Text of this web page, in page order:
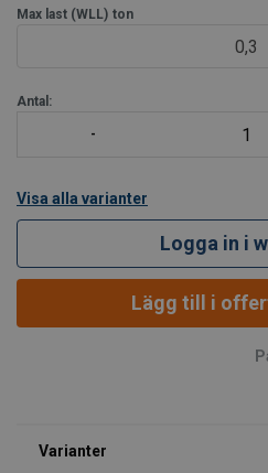
gör att den kan positioneras i önskad
Max last (WLL) ton
0,3
Antal:
Visa alla varianter
Logga in i
Lägg till i